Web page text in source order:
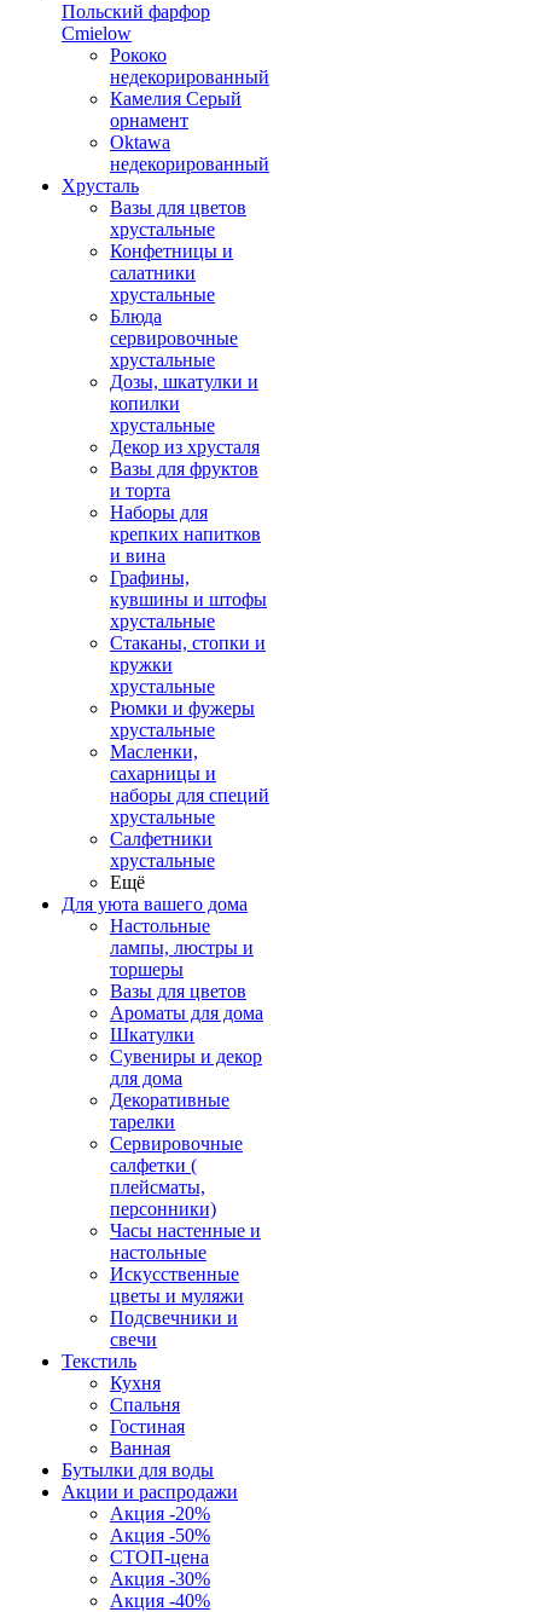
Польский фарфор
Сmielow
Рококо
недекорированный
Камелия Серый
орнамент
Oktawa
недекорированный
Хрусталь
Вазы для цветов
хрустальные
Конфетницы и
салатники
хрустальные
Блюда
сервировочные
хрустальные
Дозы, шкатулки и
копилки
хрустальные
Декор из хрусталя
Вазы для фруктов
и торта
Наборы для
крепких напитков
и вина
Графины,
кувшины и штофы
хрустальные
Стаканы, стопки и
кружки
хрустальные
Рюмки и фужеры
хрустальные
Масленки,
сахарницы и
наборы для специй
хрустальные
Салфетники
хрустальные
Ещё
Для уюта вашего дома
Настольные
лампы, люстры и
торшеры
Вазы для цветов
Ароматы для дома
Шкатулки
Сувениры и декор
для дома
Декоративные
тарелки
Сервировочные
салфетки (
плейсматы,
персонники)
Часы настенные и
настольные
Искусственные
цветы и муляжи
Подсвечники и
свечи
Текстиль
Кухня
Спальня
Гостиная
Ванная
Бутылки для воды
Акции и распродажи
Акция -20%
Акция -50%
СТОП-цена
Акция -30%
Акция -40%